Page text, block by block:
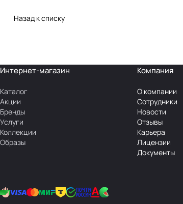
Назад к списку
Интернет-магазин
Каталог
Акции
Бренды
Услуги
Коллекции
Образы
Компания
О компании
Сотрудники
Новости
Отзывы
Карьера
Лицензии
Документы